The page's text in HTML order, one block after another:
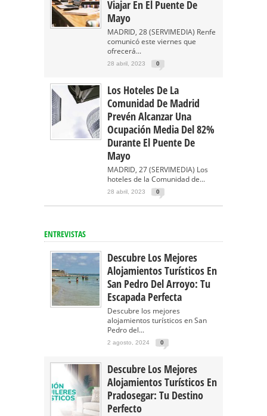
Viajar En El Puente De
Mayo
MADRID, 28 (SERVIMEDIA) Renfe
comunicó este viernes que
ofrecerá...
28 abril, 2023 0
Los Hoteles De La
Comunidad De Madrid
Prevén Alcanzar Una
Ocupación Media Del 82%
Durante El Puente De
Mayo
MADRID, 27 (SERVIMEDIA) Los
hoteles de la Comunidad de...
28 abril, 2023 0
ENTREVISTAS
Descubre Los Mejores
Alojamientos Turísticos En
San Pedro Del Arroyo: Tu
Escapada Perfecta
Descubre los mejores
alojamientos turísticos en San
Pedro del...
2 agosto, 2024 0
Descubre Los Mejores
Alojamientos Turísticos En
Pradosegar: Tu Destino
Perfecto